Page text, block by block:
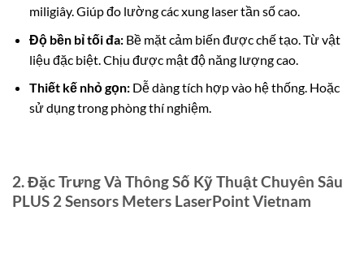
miligiây. Giúp đo lường các xung laser tần số cao.
Độ bền bỉ tối đa:Bề mặt cảm biến được chế tạo. Từ vật
liệu đặc biệt. Chịu được mật độ năng lượng cao.
Thiết kế nhỏ gọn:Dễ dàng tích hợp vào hệ thống. Hoặc
sử dụng trong phòng thí nghiệm.
2. Đặc Trưng Và Thông Số Kỹ Thuật Chuyên Sâu
PLUS 2 Sensors Meters LaserPoint Vietnam